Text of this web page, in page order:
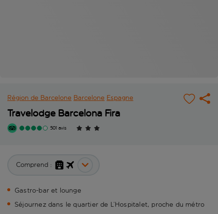
Région de Barcelone Barcelone Espagne
Travelodge Barcelona Fira
501 avis
Comprend :
Gastro-bar et lounge
Séjournez dans le quartier de L’Hospitalet, proche du métro